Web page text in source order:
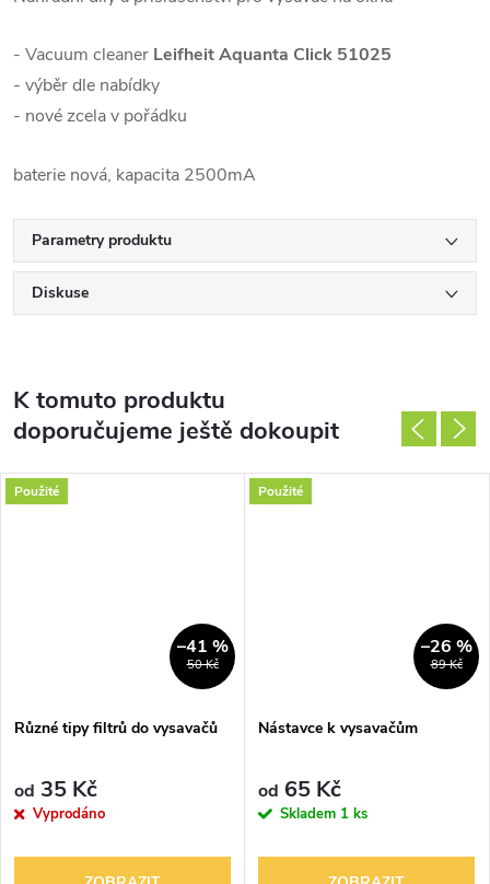
- Vacuum cleaner Leifheit Aquanta Click 51025
- výběr dle nabídky
- nové zcela v pořádku
baterie nová, kapacita 2500mA
Parametry produktu
Diskuse
K tomuto produktu
doporučujeme ještě dokoupit
Použité
50 Kč
–41 %
Různé tipy filtrů do vysavačů
od 35 Kč
Vyprodáno
Použité
89 Kč
–26 %
Nástavce k vysavačům
od 65 Kč
Skladem 1 ks